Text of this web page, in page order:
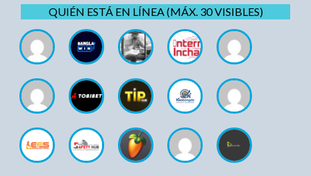
QUIÉN ESTÁ EN LÍNEA (MÁX. 30 VISIBLES)